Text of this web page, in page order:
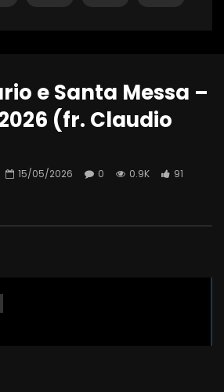
e Santa Messa –
(fr. Claudio
15/05/2026 0 0.9K
91